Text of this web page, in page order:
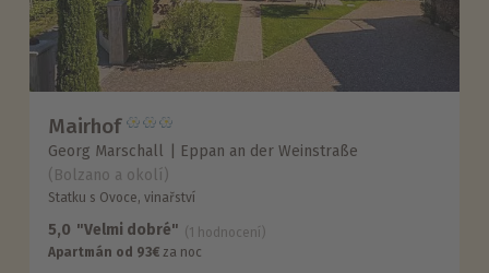
Mairhof
Georg Marschall
Eppan an der Weinstraße
(Bolzano a okolí)
Statku s Ovoce, vinařství
5,0 "Velmi dobré"
(1 hodnocení)
Apartmán od 93€ za noc